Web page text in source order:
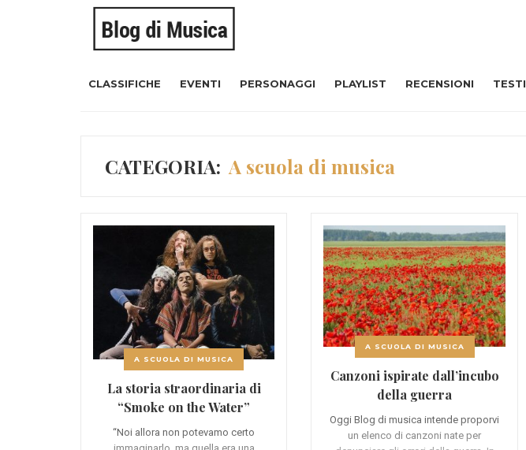
CLASSIFICHE EVENTI PERSONAGGI PLAYLIST RECENSIONI TESTI
CATEGORIA: A scuola di musica
A SCUOLA DI MUSICA
La storia straordinaria di
“Smoke on the Water”
“Noi allora non potevamo certo
A SCUOLA DI MUSICA
Canzoni ispirate dall’incubo
della guerra
Oggi Blog di musica intende proporvi
un elenco di canzoni nate per